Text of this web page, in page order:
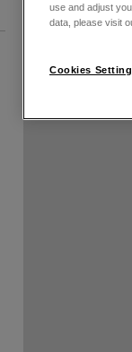
use and adjust
data, please visit
Cookies